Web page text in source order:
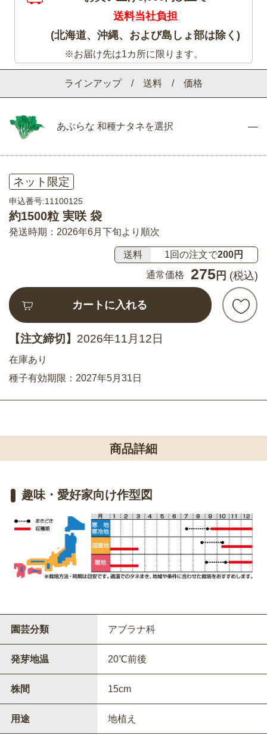
ラインアップ / 送料 / 価格
あぶらな 和種ナタネを選択
ネット限定
申込番号:11100125
約1500粒 実咲 袋
発送時期：2026年6月下旬より順次
送料 1回の注文で200円
通常価格
275 円 (税込)
カートに入れる
【注文締切】 2026年11月12日
在庫あり
種子有効期限：2027年5月31日
送料当社負担
(北海道、沖縄、および島しょ部は除く)
※お届け先は1カ所に限ります。
商品詳細
趣味・愛好家向け作型図
園芸分類 アブラナ科
発芽地温 20℃前後
株間 15cm
用途 地植え